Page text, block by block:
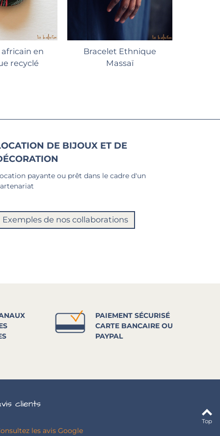
en
recyclé
Bracelet Ethnique
Massaï
DE BIJOUX ET DE
payante ou prêt dans le cadre d'un
Exemples de nos collaborations
PAIEMENT SÉCURISÉ
CARTE BANCAIRE OU
PAYPAL
clients
les avis Google
Top